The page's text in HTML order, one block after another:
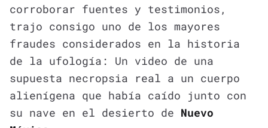
corroborar fuentes y testimonios,
trajo consigo uno de los mayores
fraudes considerados en la historia
de la ufología: Un video de una
supuesta necropsia real a un cuerpo
alienígena que había caído junto con
su nave en el desierto de Nuevo